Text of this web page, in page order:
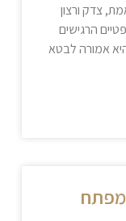
צדק ורצון
הרגישים
אמורה לבטא
מפתח